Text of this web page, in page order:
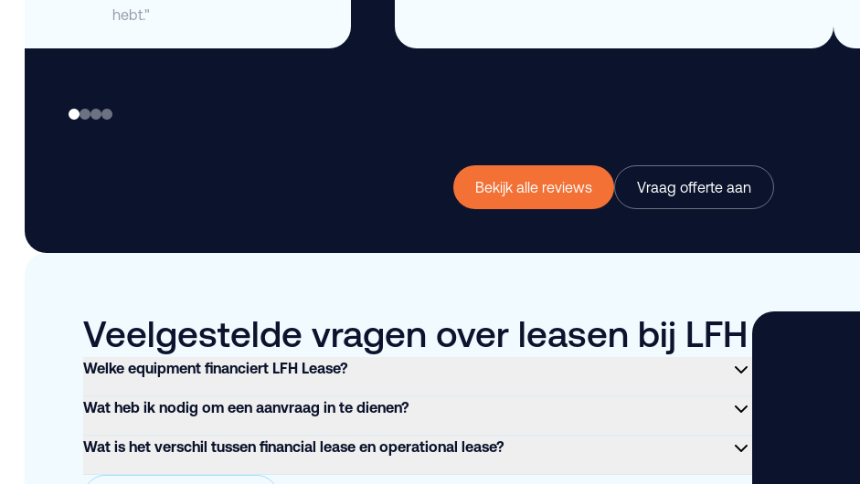
hebt."
Bekijk alle reviews Vraag offerte aan
Veelgestelde vragen over leasen bij LFH
Welke equipment financiert LFH Lease?
Wat heb ik nodig om een aanvraag in te dienen?
Wat is het verschil tussen financial lease en operational lease?